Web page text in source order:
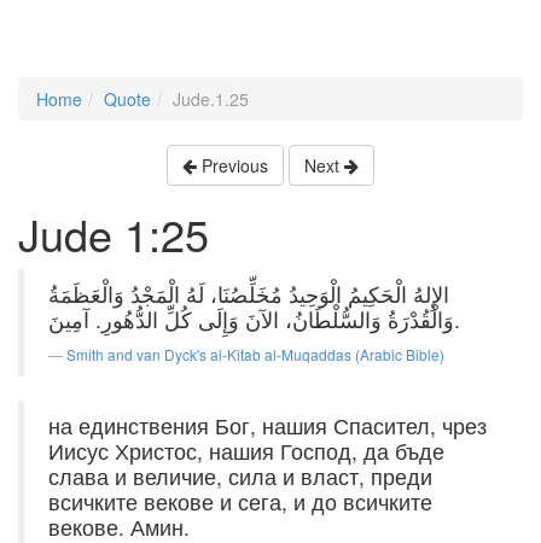
Home Quote Jude.1.25
Previous Next
Jude 1:25
الإِلهُ الْحَكِيمُ الْوَحِيدُ مُخَلِّصُنَا، لَهُ الْمَجْدُ وَالْعَظَمَةُ
وَالْقُدْرَةُ وَالسُّلْطَانُ، الآنَ وَإِلَى كُلِّ الدُّهُورِ. آمِينَ.
Smith and van Dyck's al-Kitab al-Muqaddas (Arabic Bible)
на единствения Бог, нашия Спасител, чрез
Иисус Христос, нашия Господ, да бъде
слава и величие, сила и власт, преди
всичките векове и сега, и до всичките
векове. Амин.